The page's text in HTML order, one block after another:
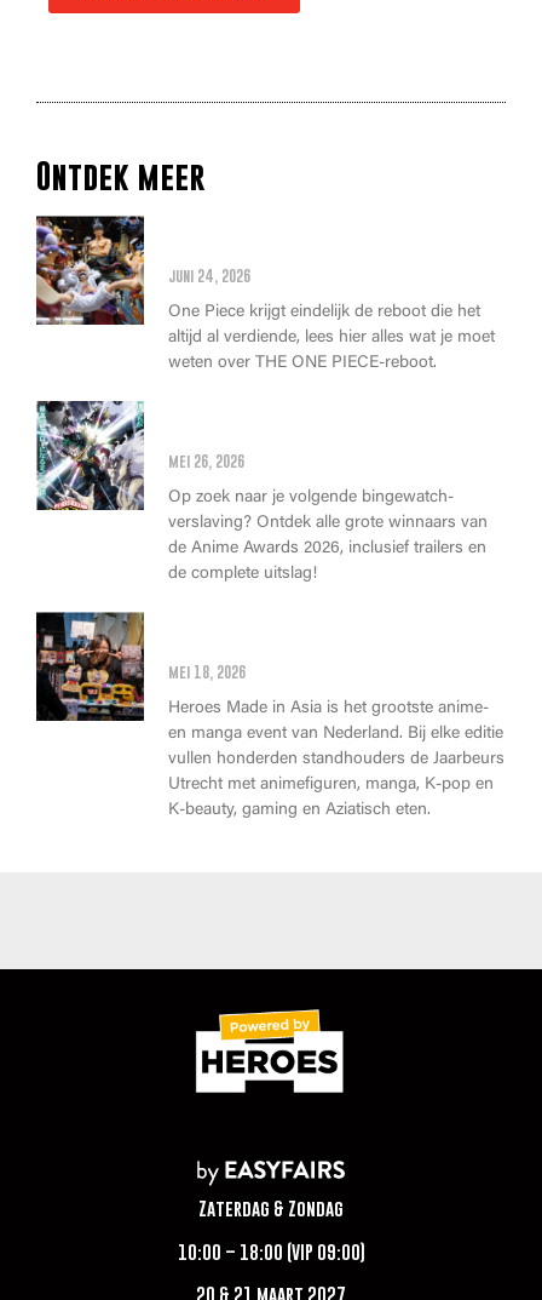
Ontdek meer
juni 24, 2026
One Piece krijgt eindelijk de reboot die het
altijd al verdiende, lees hier alles wat je moet
weten over THE ONE PIECE-reboot.
mei 26, 2026
Op zoek naar je volgende bingewatch-
verslaving? Ontdek alle grote winnaars van
de Anime Awards 2026, inclusief trailers en
de complete uitslag!
mei 18, 2026
Heroes Made in Asia is het grootste anime-
en manga event van Nederland. Bij elke editie
vullen honderden standhouders de Jaarbeurs
Utrecht met animefiguren, manga, K-pop en
K-beauty, gaming en Aziatisch eten.
Zaterdag & Zondag
10:00 – 18:00 (VIP 09:00)
20 & 21 maart 2027